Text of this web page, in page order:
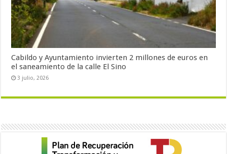
Cabildo y Ayuntamiento invierten 2 millones de euros en
el saneamiento de la calle El Sino
3 julio, 2026